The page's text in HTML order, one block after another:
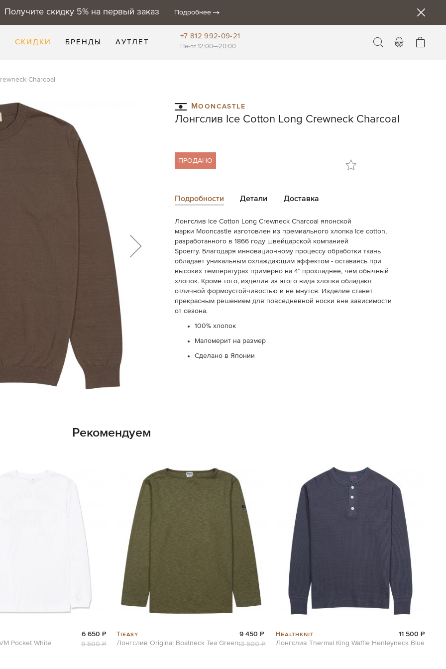
Получите скидку 5% на первый заказ Подробнее
СКИДКИ БРЕНДЫ АУТЛЕТ
+7 812 992-09-21
Пн-пт 12:00—20:00
Charcoal
Mooncastle
Лонгслив Ice Cotton Long Crewneck Charcoal
ПРОДАНО
Подробности
Лонгслив Ice Cotton Long Crewneck Charcoal японской
марки Mooncastle изготовлен из премиального хлопка Ice cotton,
разработанного в 1866 году швейцарской компанией
Spoerry. Благодаря инновационному процессу обработки ткань
обладает уникальным охлаждающим эффектом - оставаясь при
высоких температурах примерно на 4° прохладнее, чем обычный
хлопок. Кроме того, изделия из этого вида хлопка обладают
отличной формоустойчивостью и не мнутся. Изделие станет
прекрасным решением для повседневной носки вне зависимости
от сезона.
100% хлопок
Маломерит на размер
Сделано в Японии
Детали Доставка
Рекомендуем
Pocket White
6 650 ₽
9 500 ₽
Tieasy
Лонгслив Original Boatneck Tea Green
9 450 ₽
13 500 ₽
Healthknit
Лонгслив Thermal King Waffle Henleyneck Blue
11 500 ₽